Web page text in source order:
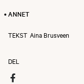
• ANNET
TEKST Aina Brusveen
DEL